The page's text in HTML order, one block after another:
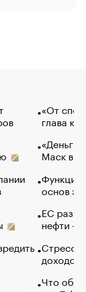
«От
глава
«Деньги
Маск в
Функции
основ
ЕС
нефти —
Стресс
доходов
Что